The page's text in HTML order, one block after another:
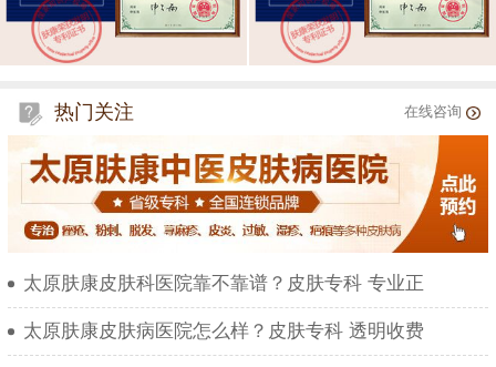
热门关注 在线咨询
太原肤康皮肤科医院靠不靠谱？皮肤专科 专业正
太原肤康皮肤病医院怎么样？皮肤专科 透明收费